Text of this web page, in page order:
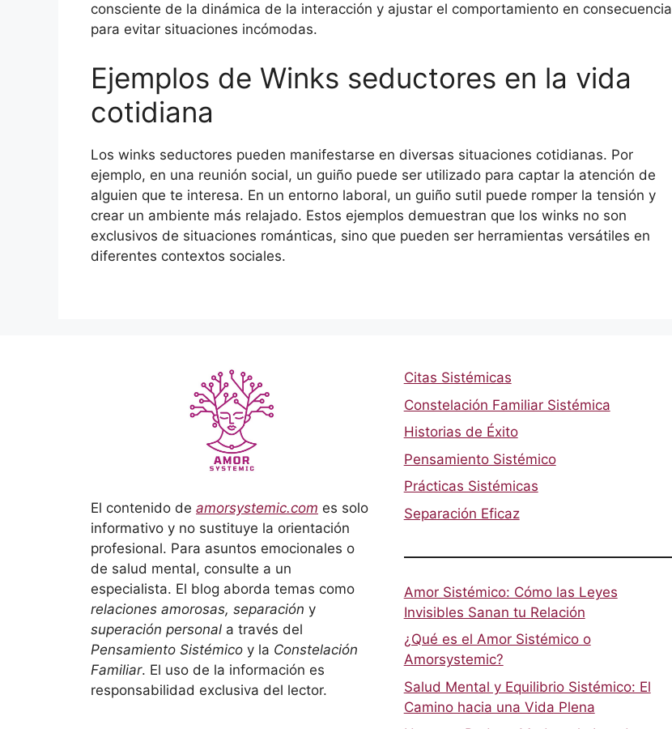
consciente de la dinámica de la interacción y ajustar el comportamiento en consecuencia
para evitar situaciones incómodas.
Ejemplos de Winks seductores en la vida
cotidiana
Los winks seductores pueden manifestarse en diversas situaciones cotidianas. Por
ejemplo, en una reunión social, un guiño puede ser utilizado para captar la atención de
alguien que te interesa. En un entorno laboral, un guiño sutil puede romper la tensión y
crear un ambiente más relajado. Estos ejemplos demuestran que los winks no son
exclusivos de situaciones románticas, sino que pueden ser herramientas versátiles en
diferentes contextos sociales.
El contenido de amorsystemic.com es solo
informativo y no sustituye la orientación
profesional. Para asuntos emocionales o
de salud mental, consulte a un
especialista. El blog aborda temas como
relaciones amorosas, separación y
superación personal a través del
Pensamiento Sistémico y la Constelación
Familiar. El uso de la información es
responsabilidad exclusiva del lector.
Citas Sistémicas
Constelación Familiar Sistémica
Historias de Éxito
Pensamiento Sistémico
Prácticas Sistémicas
Separación Eficaz
Amor Sistémico: Cómo las Leyes
Invisibles Sanan tu Relación
¿Qué es el Amor Sistémico o
Amorsystemic?
Salud Mental y Equilibrio Sistémico: El
Camino hacia una Vida Plena